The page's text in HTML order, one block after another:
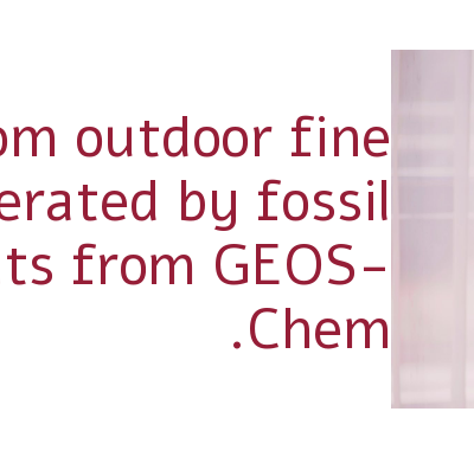
outdoor fine
by fossil
from GEOS-
Chem.